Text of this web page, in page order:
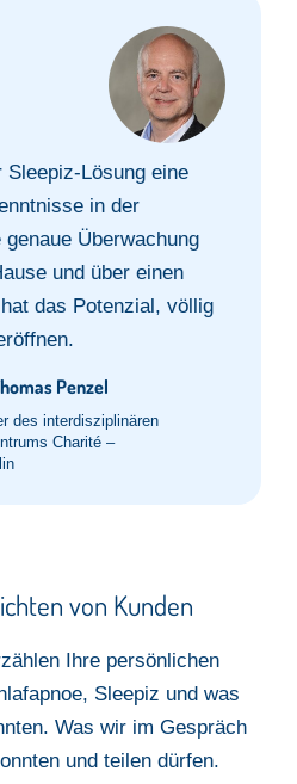
Sleepiz-Lösung eine
in der
Überwachung
und über einen
das Potenzial, völlig
Penzel
des interdisziplinären
Charité –
von Kunden​
Ihre persönlichen
Sleepiz und was
Was wir im Gespräch
und teilen dürfen.